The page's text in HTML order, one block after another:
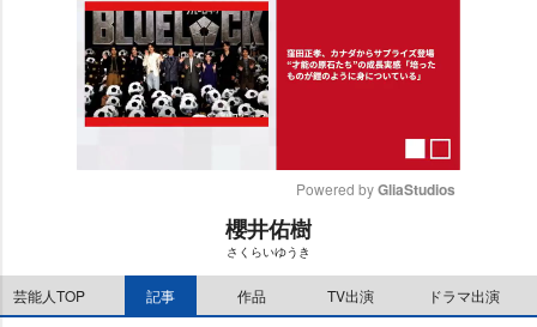
Powered by GliaStudios
櫻井佑樹
さくらいゆうき
芸能人TOP 記事 作品 TV出演 ドラマ出演